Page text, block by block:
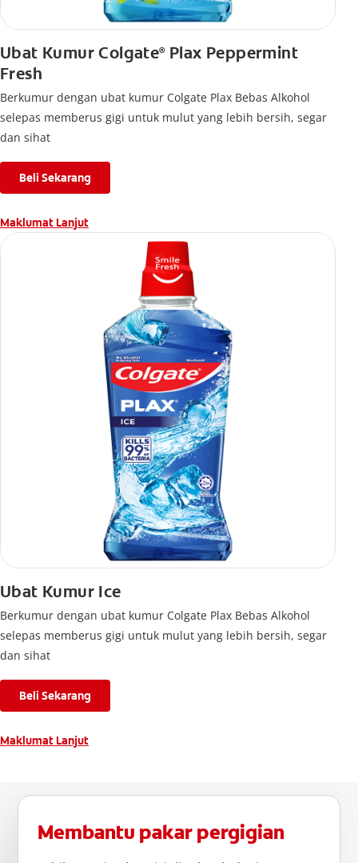
Ubat Kumur Colgate®Plax Peppermint
Fresh
Berkumur dengan ubat kumur Colgate Plax Bebas Alkohol
selepas memberus gigi untuk mulut yang lebih bersih, segar
dan sihat
Beli Sekarang
Maklumat Lanjut
Ubat Kumur Ice
Berkumur dengan ubat kumur Colgate Plax Bebas Alkohol
selepas memberus gigi untuk mulut yang lebih bersih, segar
dan sihat
Beli Sekarang
Maklumat Lanjut
Membantu pakar pergigian